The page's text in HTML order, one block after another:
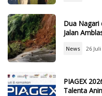
Dua Nagari
Jalan
News 26
PIAGEX
Talenta